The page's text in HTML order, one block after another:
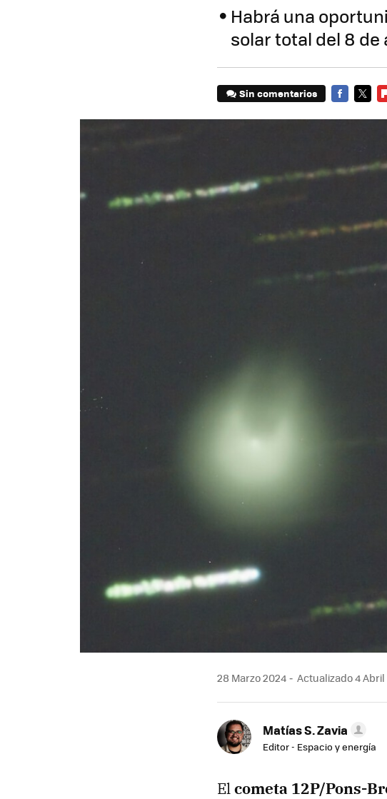
Habrá una
solar total del 8 de
Sin comentarios
28 Marzo 2024 Actualizado 4 Abril
Matías S. Zavia
Editor - Espacio y energía
Elcometa 12P/Pons-